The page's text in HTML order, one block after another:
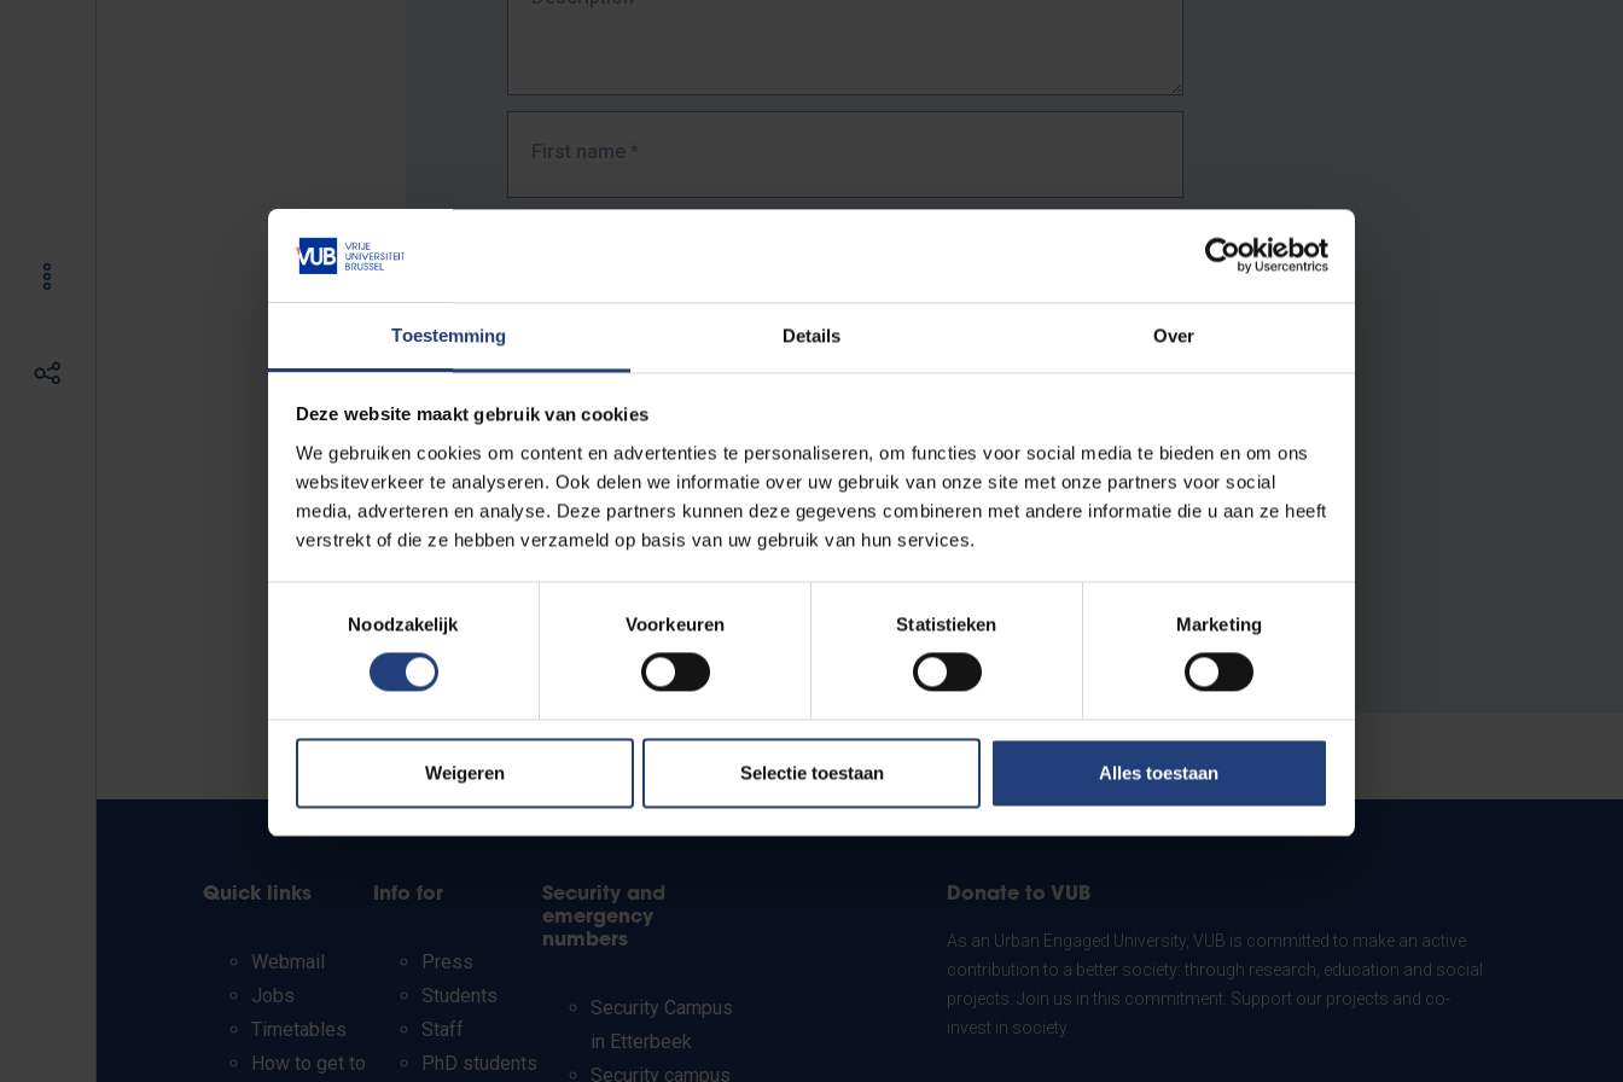
Toestemming Details Over
Deze website maakt gebruik van cookies
We gebruiken cookies om content en advertenties te personaliseren, om functies voor social media te bieden en om ons
websiteverkeer te analyseren. Ook delen we informatie over uw gebruik van onze site met onze partners voor social
media, adverteren en analyse. Deze partners kunnen deze gegevens combineren met andere informatie die u aan ze heeft
verstrekt of die ze hebben verzameld op basis van uw gebruik van hun services.
Noodzakelijk
Voorkeuren Statistieken Marketing
Weigeren Selectie toestaan Alles toestaan
First name *
The full URL of the page where you encountered the error.
E.g. https://www.vub.be/nl/studeren-aan-de-vub/alle-opleidingen
Quick links
Webmail
Jobs
Timetables
How to get to
Info for
Press
Students
Staff
PhD students
Security and
emergency
numbers
Security Campus
in Etterbeek
Security campus
Donate to VUB
As an Urban Engaged University, VUB is committed to make an active
contribution to a better society: through research, education and social
projects. Join us in this commitment. Support our projects and co-
invest in society.